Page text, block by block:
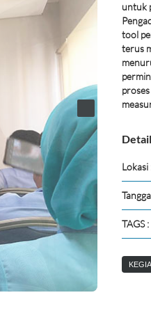
untuk
tool
terus
TAGS